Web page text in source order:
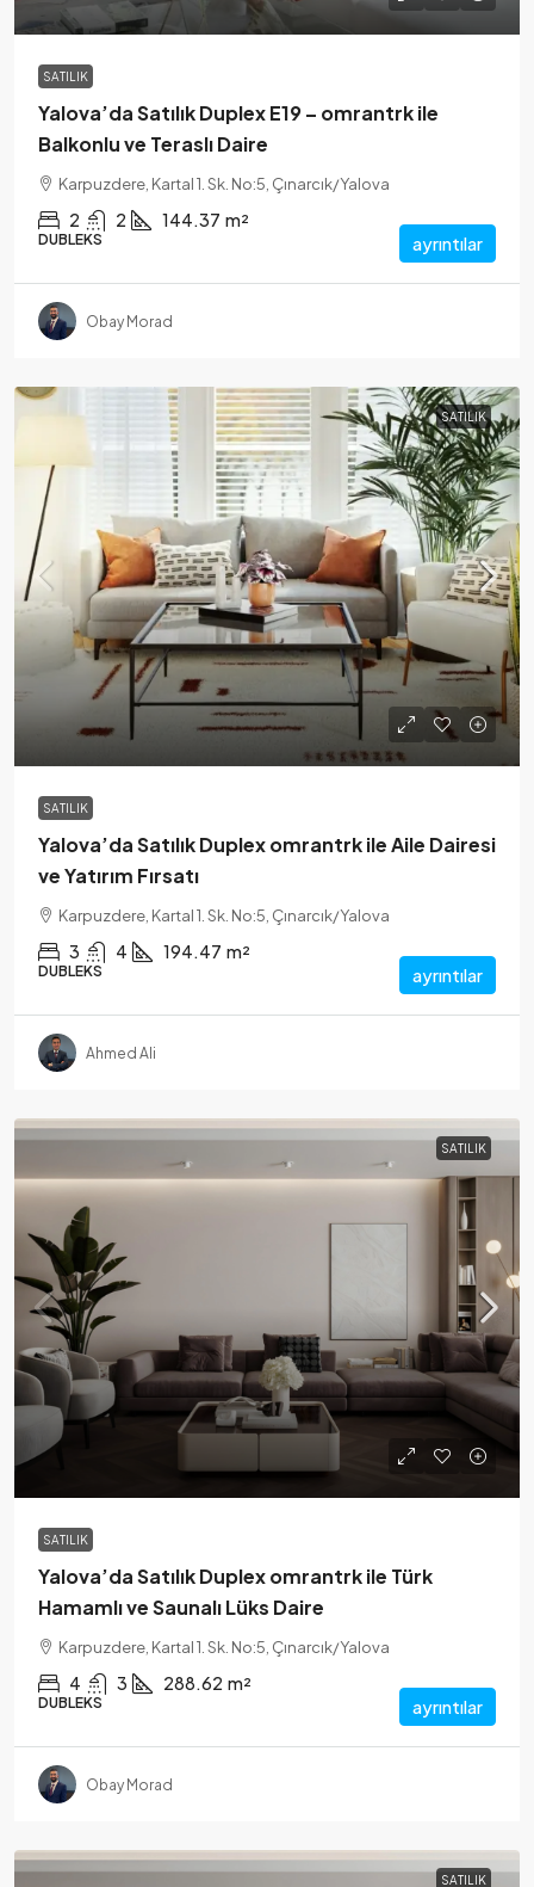
SATILIK
Yalova’da Satılık Duplex E19 – omrantrk ile
Balkonlu ve Teraslı Daire
Karpuzdere, Kartal 1. Sk. No:5, Çınarcık/Yalova
2 2 144.37 m²
DUBLEKS ayrıntılar
Obay Morad
SATILIK
SATILIK
Yalova’da Satılık Duplex omrantrk ile Aile Dairesi
ve Yatırım Fırsatı
Karpuzdere, Kartal 1. Sk. No:5, Çınarcık/Yalova
3 4 194.47 m²
DUBLEKS ayrıntılar
Ahmed Ali
SATILIK
SATILIK
Yalova’da Satılık Duplex omrantrk ile Türk
Hamamlı ve Saunalı Lüks Daire
Karpuzdere, Kartal 1. Sk. No:5, Çınarcık/Yalova
4 3 288.62 m²
DUBLEKS ayrıntılar
Obay Morad
SATILIK